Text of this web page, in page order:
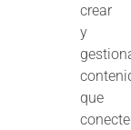
crear
y
que